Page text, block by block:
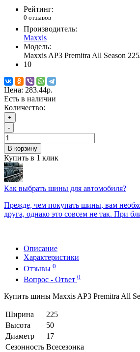
Рейтинг:
0 отзывов
Производитель:
Maxxis
Модель:
Maxxis AP3 Premitra All Season
10
Цена: 283.44р.
Есть в наличии
Количество:
+
-
В корзину
Купить в 1 клик
Как выбрать шины для автомобиля?
Прежде, чем покупать шины, вам
друга, однако это совсем не так. При
Описание
Характеристики
Отзывы 0
Вопрос - Ответ 0
Купить шины Maxxis AP3 Premitra All
Ширина
225
Высота
50
Диаметр
17
Сезонность Всесезонка